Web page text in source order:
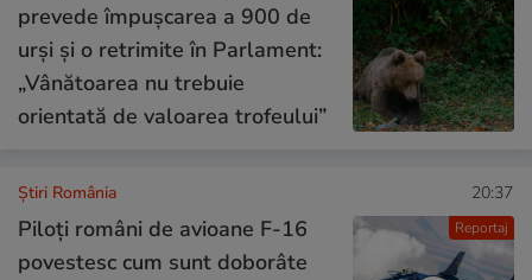
prevede împușcarea a 900 de
urși și o retrimite în Parlament:
„Vânătoarea nu trebuie
orientată de valoarea trofeului”
Reportaj
Știri România 20:37
Piloți români de avioane F-16
povestesc cum sunt doborâte